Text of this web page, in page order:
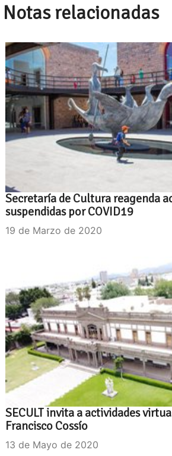
Notas relacionadas
Secretaría de Cultura reagenda
suspendidas por COVID19
19 de Marzo de 2020
SECULT invita a actividades
Francisco Cossío
13 de Mayo de 2020